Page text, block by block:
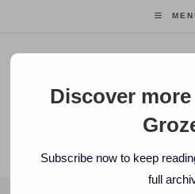
Florin
ENTREPRENEUR.
Discover
Subscribe now to keep
full